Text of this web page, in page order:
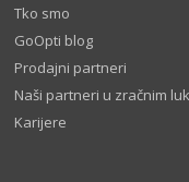
Tko smo
GoOpti blog
Prodajni partneri
Naši partneri u zračnim
Karijere